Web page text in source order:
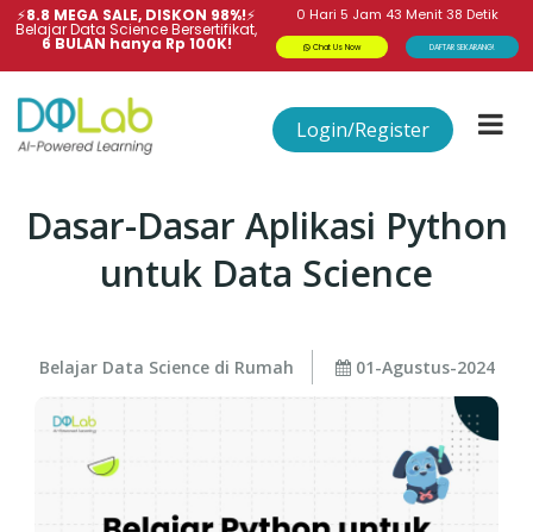
⚡8.8 MEGA SALE, DISKON 98%!⚡
Belajar Data Science Bersertifikat,
6 BULAN hanya Rp 100K!
0 Hari 5 Jam 43 Menit38 Detik
Chat Us Now DAFTAR SEKARANG!
Login/Register
Dasar-Dasar Aplikasi Python
untuk Data Science
Belajar Data Science di Rumah 01-Agustus-2024